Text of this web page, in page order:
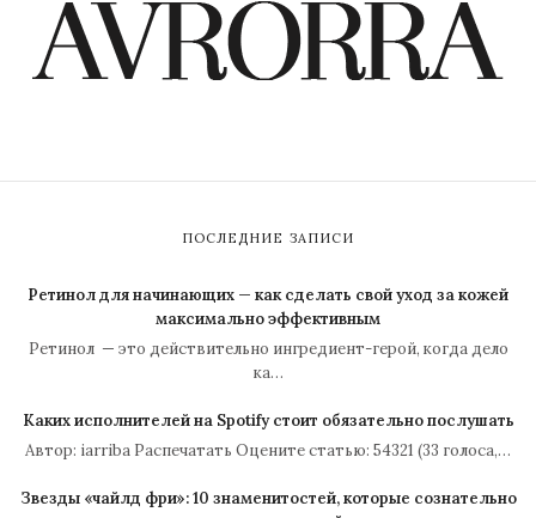
ПОСЛЕДНИЕ ЗАПИСИ
Ретинол для начинающих — как сделать свой уход за кожей
максимально эффективным
Ретинол — это действительно ингредиент-герой, когда дело
ка…
Каких исполнителей на Spotify стоит обязательно послушать
Автор: iarriba Распечатать Оцените статью: 54321 (33 голоса,…
Звезды «чайлд фри»: 10 знаменитостей, которые сознательно